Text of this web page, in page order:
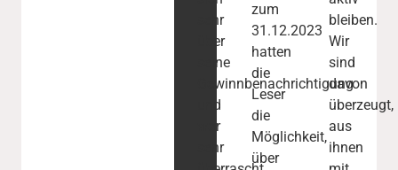
sehr
über
seine
Gewinnbenachrichtigung
und
war
sehr
zum
31.12.2023
hatten
die
Leser
die
Möglichkeit,
über
bleiben.
Wir
sind
davon
überzeugt,
aus
ihnen